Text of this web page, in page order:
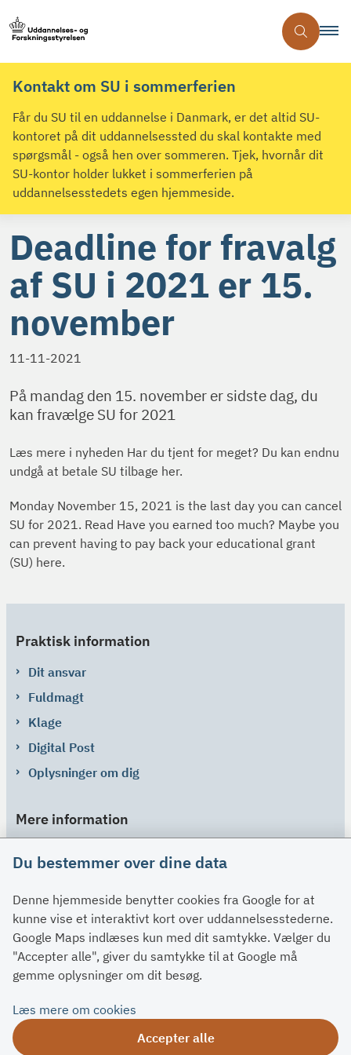
Kontakt om SU i sommerferien
Får du SU til en uddannelse i Danmark, er det altid SU-
kontoret på dit uddannelsessted du skal kontakte med
spørgsmål - også hen over sommeren. Tjek, hvornår dit
SU-kontor holder lukket i sommerferien på
uddannelsesstedets egen hjemmeside.
Deadline for fravalg
af SU i 2021 er 15.
november
11-11-2021
På mandag den 15. november er sidste dag, du
kan fravælge SU for 2021
Læs mere i nyheden Har du tjent for meget? Du kan endnu
undgå at betale SU tilbage her.
Monday November 15, 2021 is the last day you can cancel
SU for 2021. Read Have you earned too much? Maybe you
can prevent having to pay back your educational grant
(SU) here.
Praktisk information
Dit ansvar
Fuldmagt
Klage
Digital Post
Oplysninger om dig
Mere information
Spørgsmål og svar
Kontakt
Paragraffer
Du bestemmer over dine data
Denne hjemmeside benytter cookies fra Google for at
kunne vise et interaktivt kort over uddannelsesstederne.
Google Maps indlæses kun med dit samtykke. Vælger du
"Accepter alle", giver du samtykke til at Google må
gemme oplysninger om dit besøg.
Læs mere om cookies
Accepter alle